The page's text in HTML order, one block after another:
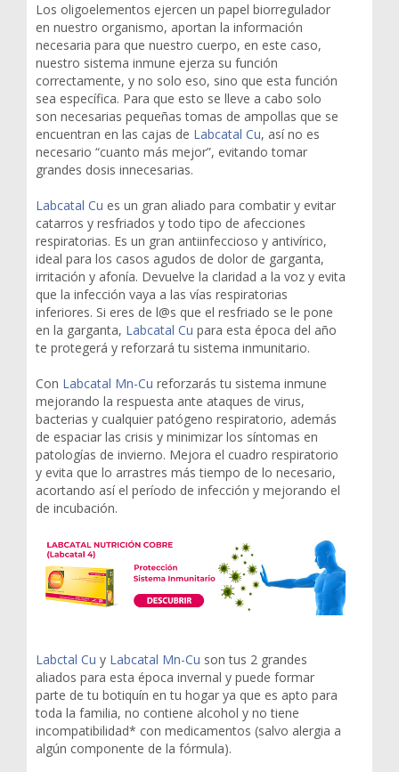
Los oligoelementos ejercen un papel biorregulador
en nuestro organismo, aportan la información
necesaria para que nuestro cuerpo, en este caso,
nuestro sistema inmune ejerza su función
correctamente, y no solo eso, sino que esta función
sea específica. Para que esto se lleve a cabo solo
son necesarias pequeñas tomas de ampollas que se
encuentran en las cajas de Labcatal Cu, así no es
necesario “cuanto más mejor”, evitando tomar
grandes dosis innecesarias.
Labcatal Cu es un gran aliado para combatir y evitar
catarros y resfriados y todo tipo de afecciones
respiratorias. Es un gran antiinfeccioso y antivírico,
ideal para los casos agudos de dolor de garganta,
irritación y afonía. Devuelve la claridad a la voz y evita
que la infección vaya a las vías respiratorias
inferiores. Si eres de l@s que el resfriado se le pone
en la garganta, Labcatal Cu para esta época del año
te protegerá y reforzará tu sistema inmunitario.
Con Labcatal Mn-Cu reforzarás tu sistema inmune
mejorando la respuesta ante ataques de virus,
bacterias y cualquier patógeno respiratorio, además
de espaciar las crisis y minimizar los síntomas en
patologías de invierno. Mejora el cuadro respiratorio
y evita que lo arrastres más tiempo de lo necesario,
acortando así el período de infección y mejorando el
de incubación.
Labctal Cu y Labcatal Mn-Cu son tus 2 grandes
aliados para esta época invernal y puede formar
parte de tu botiquín en tu hogar ya que es apto para
toda la familia, no contiene alcohol y no tiene
incompatibilidad* con medicamentos (salvo alergia a
algún componente de la fórmula).